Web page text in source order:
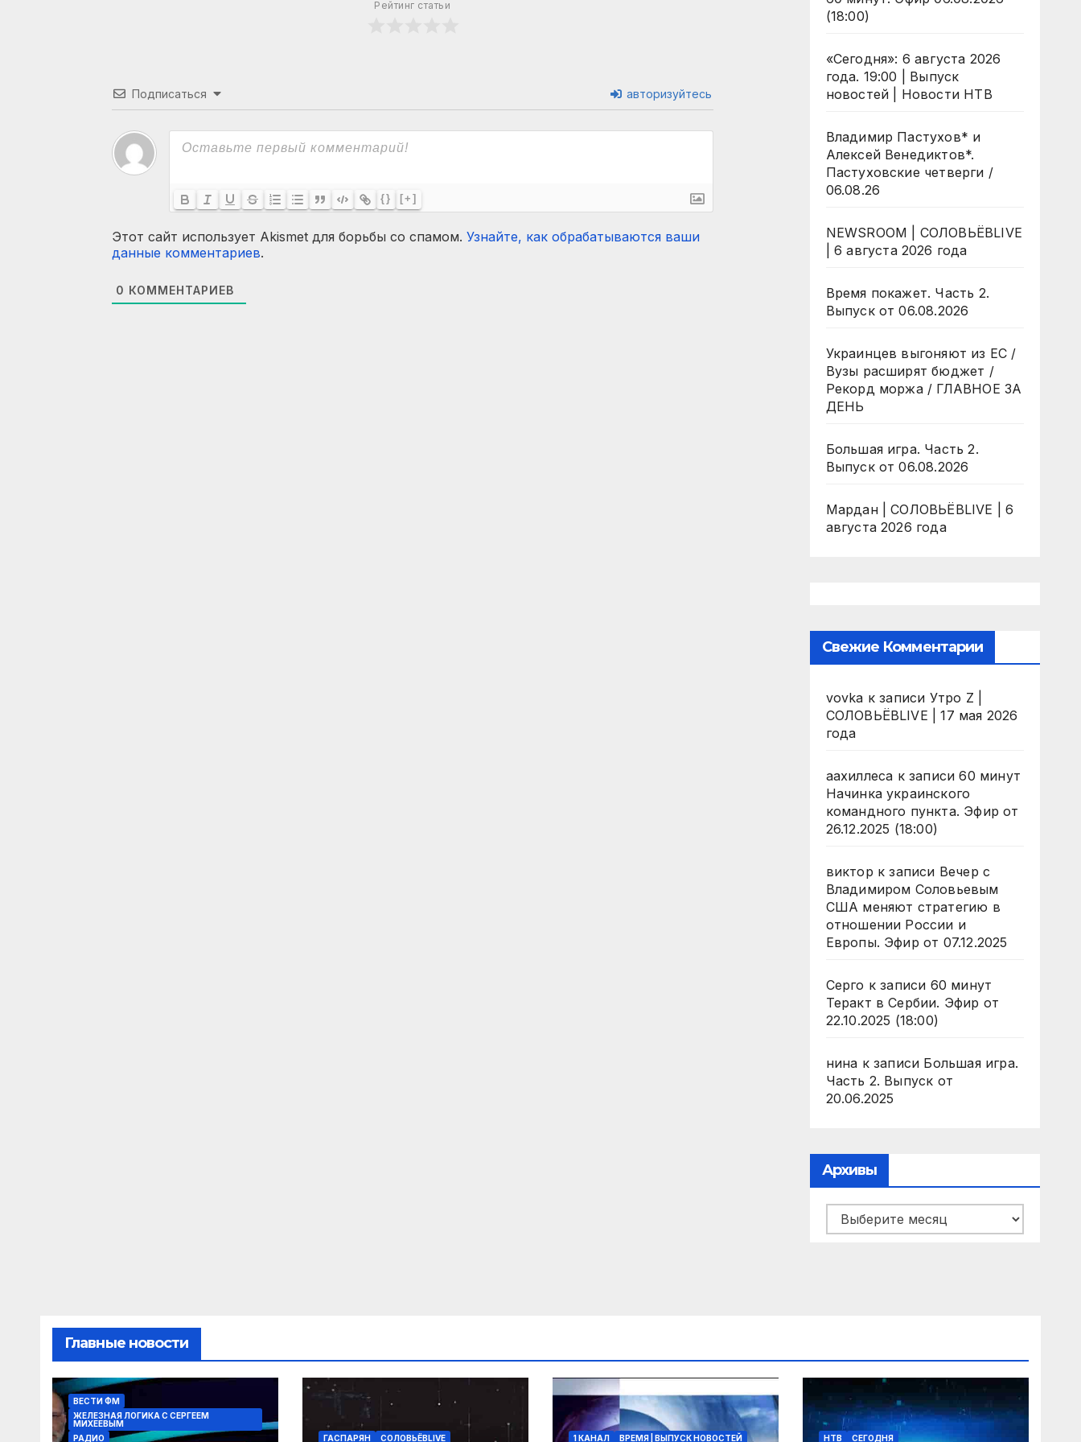
Рейтинг статьи
Подписаться авторизуйтесь
{} [+]
Этот сайт использует Akismet для борьбы со спамом. Узнайте, как обрабатываются ваши
данные комментариев.
0 КОММЕНТАРИЕВ
(18:00)
«Сегодня»: 6 августа 2026
года. 19:00 | Выпуск
новостей | Новости НТВ
Владимир Пастухов* и
Алексей Венедиктов*.
Пастуховские четверги /
06.08.26
NEWSROOM | СОЛОВЬЁВLIVE
| 6 августа 2026 года
Время покажет. Часть 2.
Выпуск от 06.08.2026
Украинцев выгоняют из ЕС /
Вузы расширят бюджет /
Рекорд моржа / ГЛАВНОЕ ЗА
ДЕНЬ
Большая игра. Часть 2.
Выпуск от 06.08.2026
Мардан | СОЛОВЬЁВLIVE | 6
августа 2026 года
Свежие Комментарии
vovka к записи Утро Z |
СОЛОВЬЁВLIVE | 17 мая 2026
года
аахиллеса к записи60 минут
Начинка украинского
командного пункта. Эфир от
26.12.2025 (18:00)
виктор к записи Вечер с
Владимиром Соловьевым
США меняют стратегию в
отношении России и
Европы. Эфир от 07.12.2025
Серго к записи 60 минут
Теракт в Сербии. Эфир от
22.10.2025 (18:00)
нина к записи Большая игра.
Часть 2. Выпуск от
20.06.2025
Архивы
Архивы
Главные новости
ВЕСТИ ФМ
ЖЕЛЕЗНАЯ ЛОГИКА С СЕРГЕЕМ
МИХЕЕВЫМ
РАДИО
ГАСПАРЯН СОЛОВЬЁВLIVE 1 КАНАЛ ВРЕМЯ | ВЫПУСК НОВОСТЕЙ НТВ СЕГОДНЯ